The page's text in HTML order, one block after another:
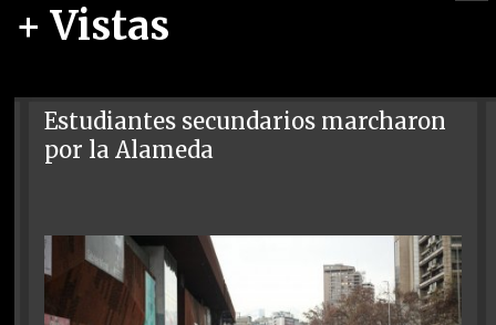
+ Vistas
Estudiantes secundarios marcharon
por la Alameda